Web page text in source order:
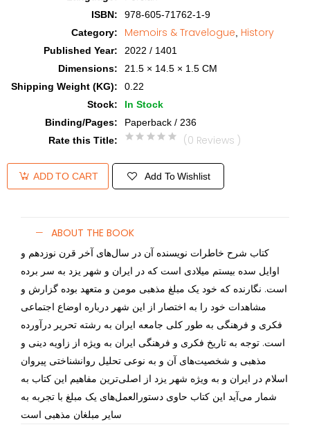
ISBN:
978-605-71762-1-9
Category: Memoirs & Travelogue History
Published Year:
2022 / 1401
Dimensions:
21.5 × 14.5 × 1.5 CM
Shipping Weight (KG):
0.22
Stock:
In Stock
Binding/Pages:
Paperback / 236
Rate this Title: (0 Reviews )
ADD TO CART Add To Wishlist
ABOUT THE BOOK
کتاب شرح خاطرات نویسنده آن در سال‌های آخر قرن نوزدهم و
اوایل سده بیستم میلادی است که در ایران و شهر یزد به سر برده
است. نگارنده که خود یک مبلغ مذهبی مومن و متعهد بوده گزارش و
مشاهدات خود را به اختصار از این شهر درباره اوضاع اجتماعی
فکری و فرهنگی به طور کلی جامعه ایران به رشته تحریر درآورده
است. توجه به تاریخ فکری و فرهنگی ایران به ویژه از زاویه دینی و
مذهبی و شخصیت‌های آن و به نوعی تحلیل روانشناختی پیروان
اسلام در ایران و به ویژه شهر یزد از اصلی‌ترین مفاهیم این کتاب به
شمار می‌آید این کتاب حاوی دستورالعمل‌های یک مبلغ با تجربه به
سایر مبلغان مذهبی است